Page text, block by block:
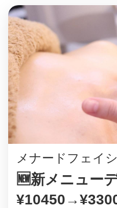
メナードフェイ
🆕新メニュー
お知